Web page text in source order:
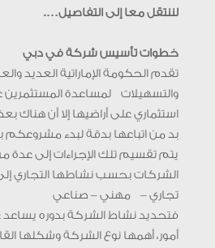
لننتقل معا إلى التفاصيل….
خطوات تأسيس شركة في دبي
تقدم الحكومة الإماراتية العديد
والتسهيلات لمساعدة المستثمرين
استثماري على أراضيها إلا أن هناك
بد من اتباعها بدقة لبدء
يتم تقسيم تلك الإجراءات إلى عدة
الشركات بحسب نشاطها التجاري إلى 3
تجاري – مهني – صناعي
فتحديد نشاط الشركة بدوره
أمور، أهمها نوع الشركة وشكلها